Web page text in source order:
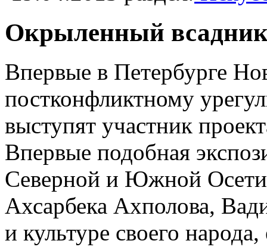
Окрыленный
Впервые в Петербурге
постконфликтному
выступят участник
Впервые подобная
Северной и Южной
Ахсарбека Ахполова,
и культуре своего